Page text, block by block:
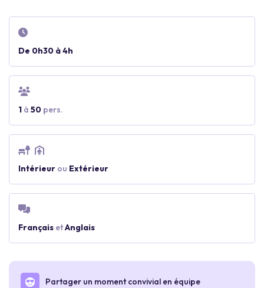
De 0h30 à 4h
1 à 50 pers.
Intérieur ou Extérieur
Français etAnglais
Partager un moment convivial en équipe